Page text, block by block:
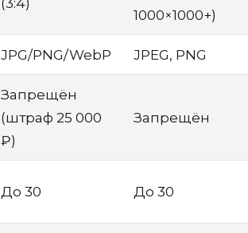
1000×1000+)
JPG/PNG/WebP JPEG, PNG
Запрещён
(штраф 25 000
₽)
Запрещён
До 30 До 30